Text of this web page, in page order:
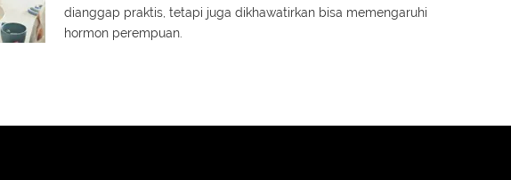
dianggap praktis, tetapi juga dikhawatirkan bisa memengaruhi
hormon perempuan.